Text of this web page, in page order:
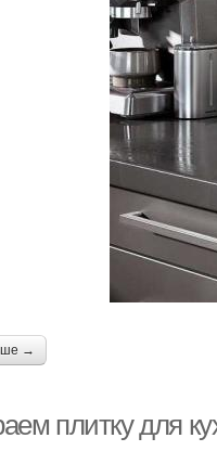
→
плитку для